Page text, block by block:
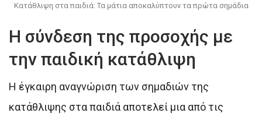
Κατάθλιψη στα παιδιά: Τα μάτια αποκαλύπτουν τα πρώτα σημάδια
Η σύνδεση της προσοχής με
την παιδική κατάθλιψη
Η έγκαιρη αναγνώριση των σημαδιών της
κατάθλιψης στα παιδιά αποτελεί μια από τις